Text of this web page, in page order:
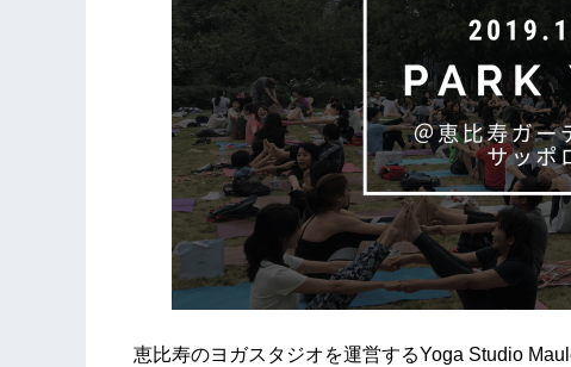
恵比寿のヨガスタジオを運営するYoga Studio